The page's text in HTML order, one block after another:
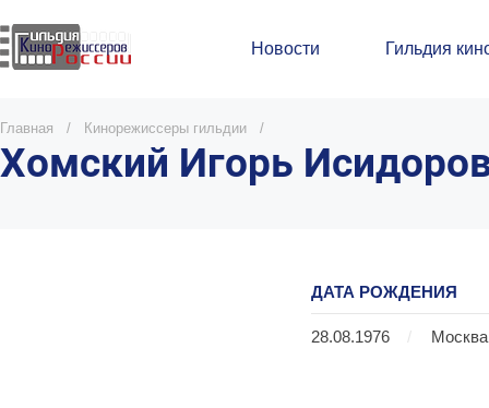
Новости Гильдия
Главная / Кинорежиссеры гильдии /
Хомский Игорь
ДАТА РОЖДЕНИЯ
28.08.1976 / Москва